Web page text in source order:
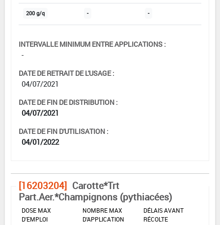
200 g/q - -
INTERVALLE MINIMUM ENTRE APPLICATIONS :
-
DATE DE RETRAIT DE L'USAGE :
04/07/2021
DATE DE FIN DE DISTRIBUTION :
04/07/2021
DATE DE FIN D'UTILISATION :
04/01/2022
[16203204] Carotte*Trt
Part.Aer.*Champignons (pythiacées)
DOSE MAX
D'EMPLOI
NOMBRE MAX
D'APPLICATION
DÉLAIS AVANT
RÉCOLTE